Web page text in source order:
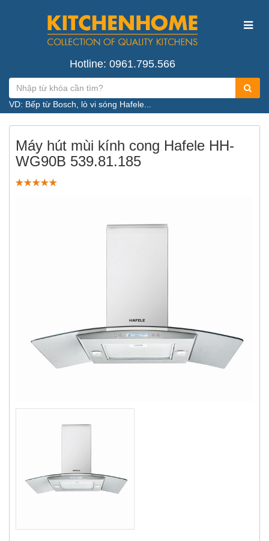
Hotline: 0961.795.566
VD: Bếp từ Bosch, lò vi sóng Hafele...
Máy hút mùi kính cong Hafele HH-
WG90B 539.81.185